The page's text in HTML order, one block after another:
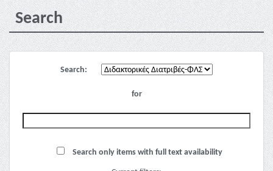
Search
Search:
for
Search only items with full text availability